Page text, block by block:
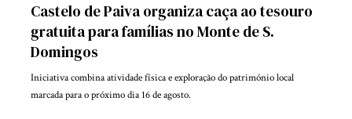
Castelo de Paiva organiza caça ao tesouro
gratuita para famílias no Monte de S.
Domingos
Iniciativa combina atividade física e exploração do património local
marcada para o próximo dia 16 de agosto.